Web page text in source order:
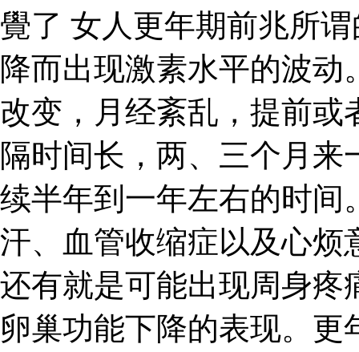
覺了 女人更年期前兆所
降而出现激素水平的波
改变，月经紊乱，提前或
隔时间长，两、三个月
续半年到一年左右的时间
汗、血管收缩症以及心烦
还有就是可能出现周身疼
卵巢功能下降的表现。